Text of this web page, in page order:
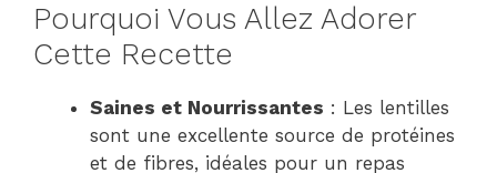
Pourquoi Vous Allez Adorer
Cette Recette
Saines et Nourrissantes : Les lentilles
sont une excellente source de protéines
et de fibres, idéales pour un repas